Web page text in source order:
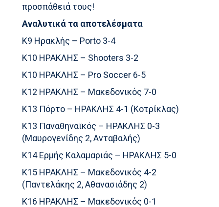
προσπάθειά τους!
Αναλυτικά τα αποτελέσματα
Κ9 Ηρακλής – Porto 3-4
Κ10 ΗΡΑΚΛΗΣ – Shooters 3-2
Κ10 ΗΡΑΚΛΗΣ – Pro Soccer 6-5
Κ12 ΗΡΑΚΛΗΣ – Μακεδονικός 7-0
Κ13 Πόρτο – ΗΡΑΚΛΗΣ 4-1 (Κοτρίκλας)
Κ13 Παναθηναϊκός – ΗΡΑΚΛΗΣ 0-3
(Μαυρογενίδης 2, Ανταβαλής)
Κ14 Ερμής Καλαμαριάς – ΗΡΑΚΛΗΣ 5-0
Κ15 ΗΡΑΚΛΗΣ – Μακεδονικός 4-2
(Παντελάκης 2, Αθανασιάδης 2)
Κ16 ΗΡΑΚΛΗΣ – Μακεδονικός 0-1